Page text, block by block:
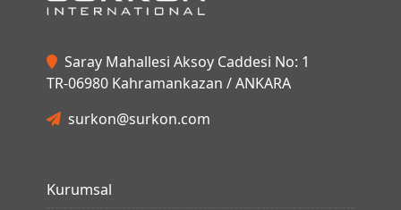
Saray Mahallesi Aksoy Caddesi No: 1
TR-06980 Kahramankazan / ANKARA
surkon@surkon.com
Kurumsal